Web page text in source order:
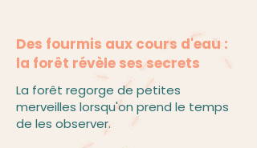
Des fourmis aux cours d'eau :
la forêt révèle ses secrets
La forêt regorge de petites
merveilles lorsqu'on prend le temps
de les observer.